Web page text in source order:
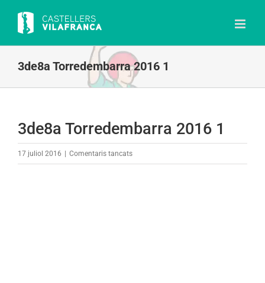
content
3de8a Torredembarra 2016 1
3de8a Torredembarra 2016 1
17 juliol 2016 Comentaris tancatsa